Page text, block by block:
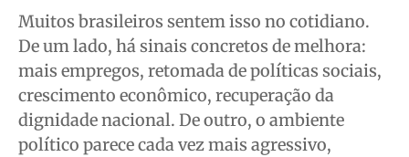
Publicidade Legal
Anuncie
Quem Somos
Publicidade Legal
Anuncie
Quem Somos
Publicidade Legal
Anuncie
Quem Somos
Publicidade Legal
Anuncie
Quem Somos
Muitos brasileiros sentem isso no cotidiano.
De um lado, há sinais concretos de melhora:
mais empregos, retomada de políticas sociais,
crescimento econômico, recuperação da
dignidade nacional. De outro, o ambiente
político parece cada vez mais agressivo,